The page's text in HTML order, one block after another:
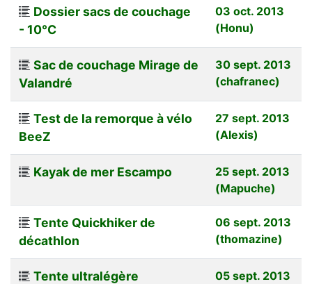
Dossier sacs de couchage
- 10°C
03 oct. 2013
(Honu)
Sac de couchage Mirage de
Valandré
30 sept. 2013
(chafranec)
Test de la remorque à vélo
BeeZ
27 sept. 2013
(Alexis)
Kayak de mer Escampo
25 sept. 2013
(Mapuche)
Tente Quickhiker de
décathlon
06 sept. 2013
(thomazine)
Tente ultralégère
05 sept. 2013